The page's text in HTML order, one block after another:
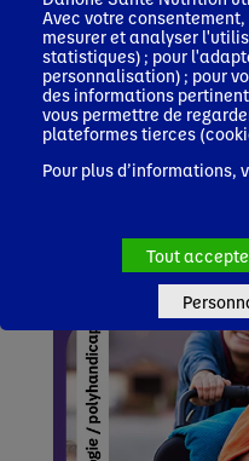
of patients with esophageal
meta-synthesis. Support Care
Avec votre
mesurer et analyser
statistiques) ; pour
personnalisation) ; pour
des informations
vous permettre de
plateformes tierces
Pour plus d’informations,
Tout